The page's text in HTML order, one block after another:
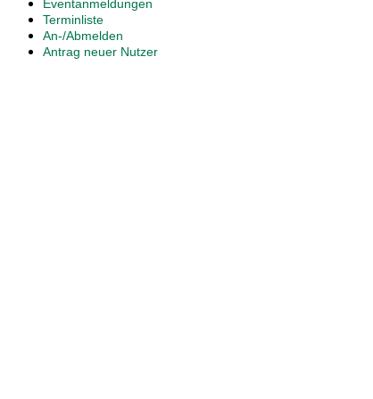
Eventanmeldungen
Terminliste
An-/Abmelden
Antrag neuer Nutzer